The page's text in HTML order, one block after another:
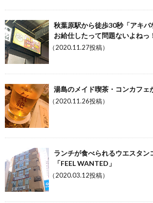
秋葉原駅から徒歩30秒「アキ
お給仕したって問題ないよねっ
（2020.11.27投稿）
湯島のメイド喫茶・コンカフェ
（2020.11.26投稿）
ランチが食べられるウエスタン
「FEEL WANTED」
（2020.03.12投稿）